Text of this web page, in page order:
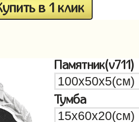
в 1 клик
Памятник(v711)
Тумба